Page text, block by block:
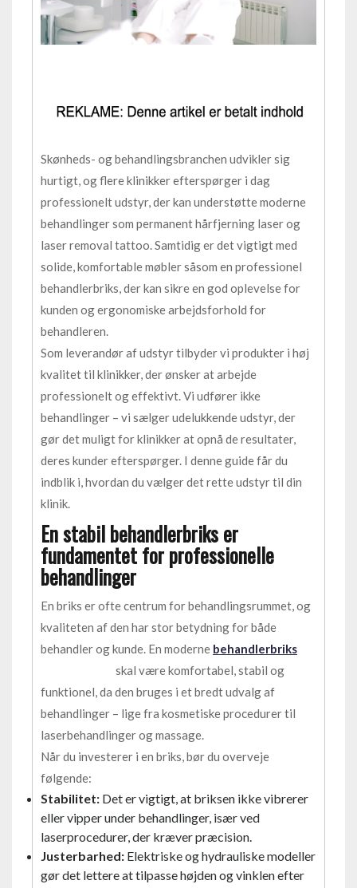
Skønheds- og behandlingsbranchen udvikler sig
hurtigt, og flere klinikker efterspørger i dag
professionelt udstyr, der kan understøtte moderne
behandlinger som permanent hårfjerning laser og
laser removal tattoo. Samtidig er det vigtigt med
solide, komfortable møbler såsom en professionel
behandlerbriks, der kan sikre en god oplevelse for
kunden og ergonomiske arbejdsforhold for
behandleren.
Som leverandør af udstyr tilbyder vi produkter i høj
kvalitet til klinikker, der ønsker at arbejde
professionelt og effektivt. Vi udfører ikke
behandlinger – vi sælger udelukkende udstyr, der
gør det muligt for klinikker at opnå de resultater,
deres kunder efterspørger. I denne guide får du
indblik i, hvordan du vælger det rette udstyr til din
klinik.
En stabil behandlerbriks er
fundamentet for professionelle
behandlinger
En briks er ofte centrum for behandlingsrummet, og
kvaliteten af den har stor betydning for både
behandler og kunde. En moderne behandlerbriks
skal være komfortabel, stabil og
funktionel, da den bruges i et bredt udvalg af
behandlinger – lige fra kosmetiske procedurer til
laserbehandlinger og massage.
Når du investerer i en briks, bør du overveje
følgende:
Stabilitet: Det er vigtigt, at briksen ikke vibrerer
eller vipper under behandlinger, især ved
laserprocedurer, der kræver præcision.
Justerbarhed: Elektriske og hydrauliske modeller
gør det lettere at tilpasse højden og vinklen efter